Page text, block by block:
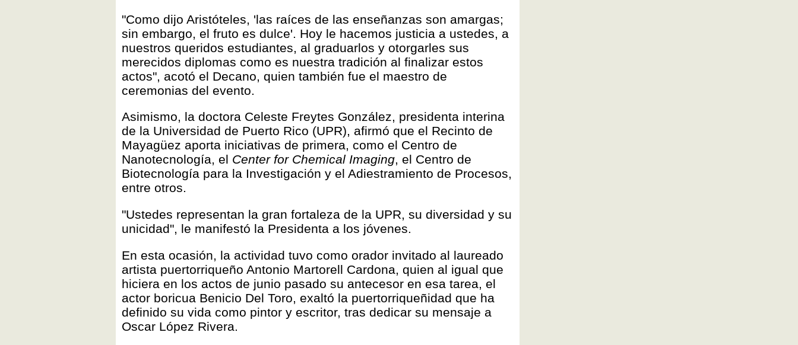
"Como dijo Aristóteles, 'las raíces de las enseñanzas son amargas;
sin embargo, el fruto es dulce'. Hoy le hacemos justicia a ustedes, a
nuestros queridos estudiantes, al graduarlos y otorgarles sus
merecidos diplomas como es nuestra tradición al finalizar estos
actos", acotó el Decano, quien también fue el maestro de
ceremonias del evento.
Asimismo, la doctora Celeste Freytes González, presidenta interina
de la Universidad de Puerto Rico (UPR), afirmó que el Recinto de
Mayagüez aporta iniciativas de primera, como el Centro de
Nanotecnología, el Center for Chemical Imaging, el Centro de
Biotecnología para la Investigación y el Adiestramiento de Procesos,
entre otros.
"Ustedes representan la gran fortaleza de la UPR, su diversidad y su
unicidad", le manifestó la Presidenta a los jóvenes.
En esta ocasión, la actividad tuvo como orador invitado al laureado
artista puertorriqueño Antonio Martorell Cardona, quien al igual que
hiciera en los actos de junio pasado su antecesor en esa tarea, el
actor boricua Benicio Del Toro, exaltó la puertorriqueñidad que ha
definido su vida como pintor y escritor, tras dedicar su mensaje a
Oscar López Rivera.